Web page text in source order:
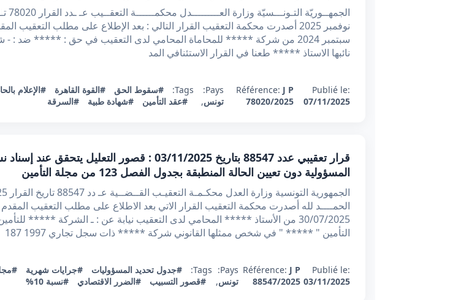
سبتمبر 2024 من شركة ***** للمحاماة المحامي لدى التعقيب في حق : *****
نائبها الاستاذ ***** طعنا في القرار الاستئنافي المد
Publié le:
07/11/2025
Référence: J P
78020/2025
Pays:
تونس,
Tags: #سقوط الحق #القوة القاهرة
#الإعلام
#عقد التأمين
#شهادة طبية #السرقة
قرار تعقيبي عدد 88547 بتاريخ 03/11/2025 : قصور التعليل يتحقق عند
المسؤولية دون تعيين الحالة المنطبقة بجدول الفصل 123 من مجلة التأمين
الحمــــد لله أصدرت محكمة التعقيب القرار الاتي بعد الاطلاع على مطلب التعقيب
30/07/2025 من الأستاذ ***** المحامي لدى التعقيب نيابة عن : ـ الشركة *****
التأمين " ***** " في شخص ممثلها القانوني شركة ***** ذات سجل تجاري 1997 187
Publié le:
03/11/2025
Référence: J P
88547/2025
Pays:
تونس,
Tags: #جدول تحديد المسؤوليات #جرايات شهرية
#قصور التسبيب
#الضرر الاقتصادي #نسبة 10%